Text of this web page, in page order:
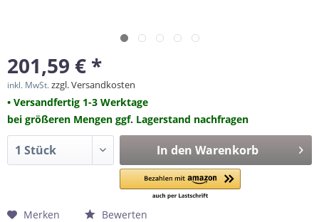
201,59 € *
inkl. MwSt.zzgl. Versandkosten
• Versandfertig 1-3 Werktage
bei größeren Mengen ggf. Lagerstand nachfragen
In den Warenkorb
Merken Bewerten